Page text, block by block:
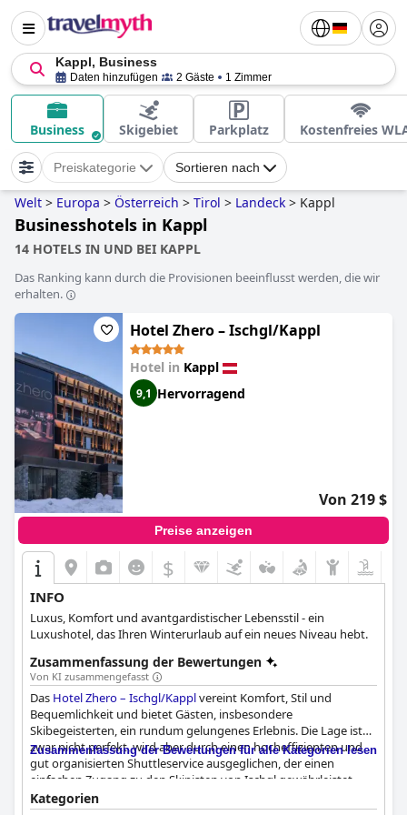
Kappl, Business
Daten hinzufügen 2 Gäste 1 Zimmer
Business Skigebiet Parkplatz Kostenfreies
Preiskategorie Sortieren nach
Welt > Europa > Österreich > Tirol > Landeck > Kappl
Businesshotels in Kappl
14 HOTELS IN UND BEI KAPPL
Das Ranking kann durch die Provisionen beeinflusst werden, die wir
erhalten.
Hotel Zhero – Ischgl/Kappl
Hotel in Kappl
9,1 Hervorragend
Von 219 $
Preise anzeigen
$
INFO
Luxus, Komfort und avantgardistischer Lebensstil - ein
Luxushotel, das Ihren Winterurlaub auf ein neues Niveau hebt.
Zusammenfassung der Bewertungen
Von KI zusammengefasst
Das Hotel Zhero – Ischgl/Kapplvereint Komfort, Stil und
Bequemlichkeit und bietet Gästen, insbesondere
Skibegeisterten, ein rundum gelungenes Erlebnis. Die Lage ist
zwar nicht perfekt, wird aber durch einen hocheffizienten und
gut organisierten Shuttleservice ausgeglichen, der einen
einfachen Zugang zu den Skipisten von Ischgl gewährleistet.
Das Hotel bietet eine sichere Tiefgarage, obwohl in der Nähe
Zusammenfassung der Bewertungen für alle Kategorien lesen
Kategorien